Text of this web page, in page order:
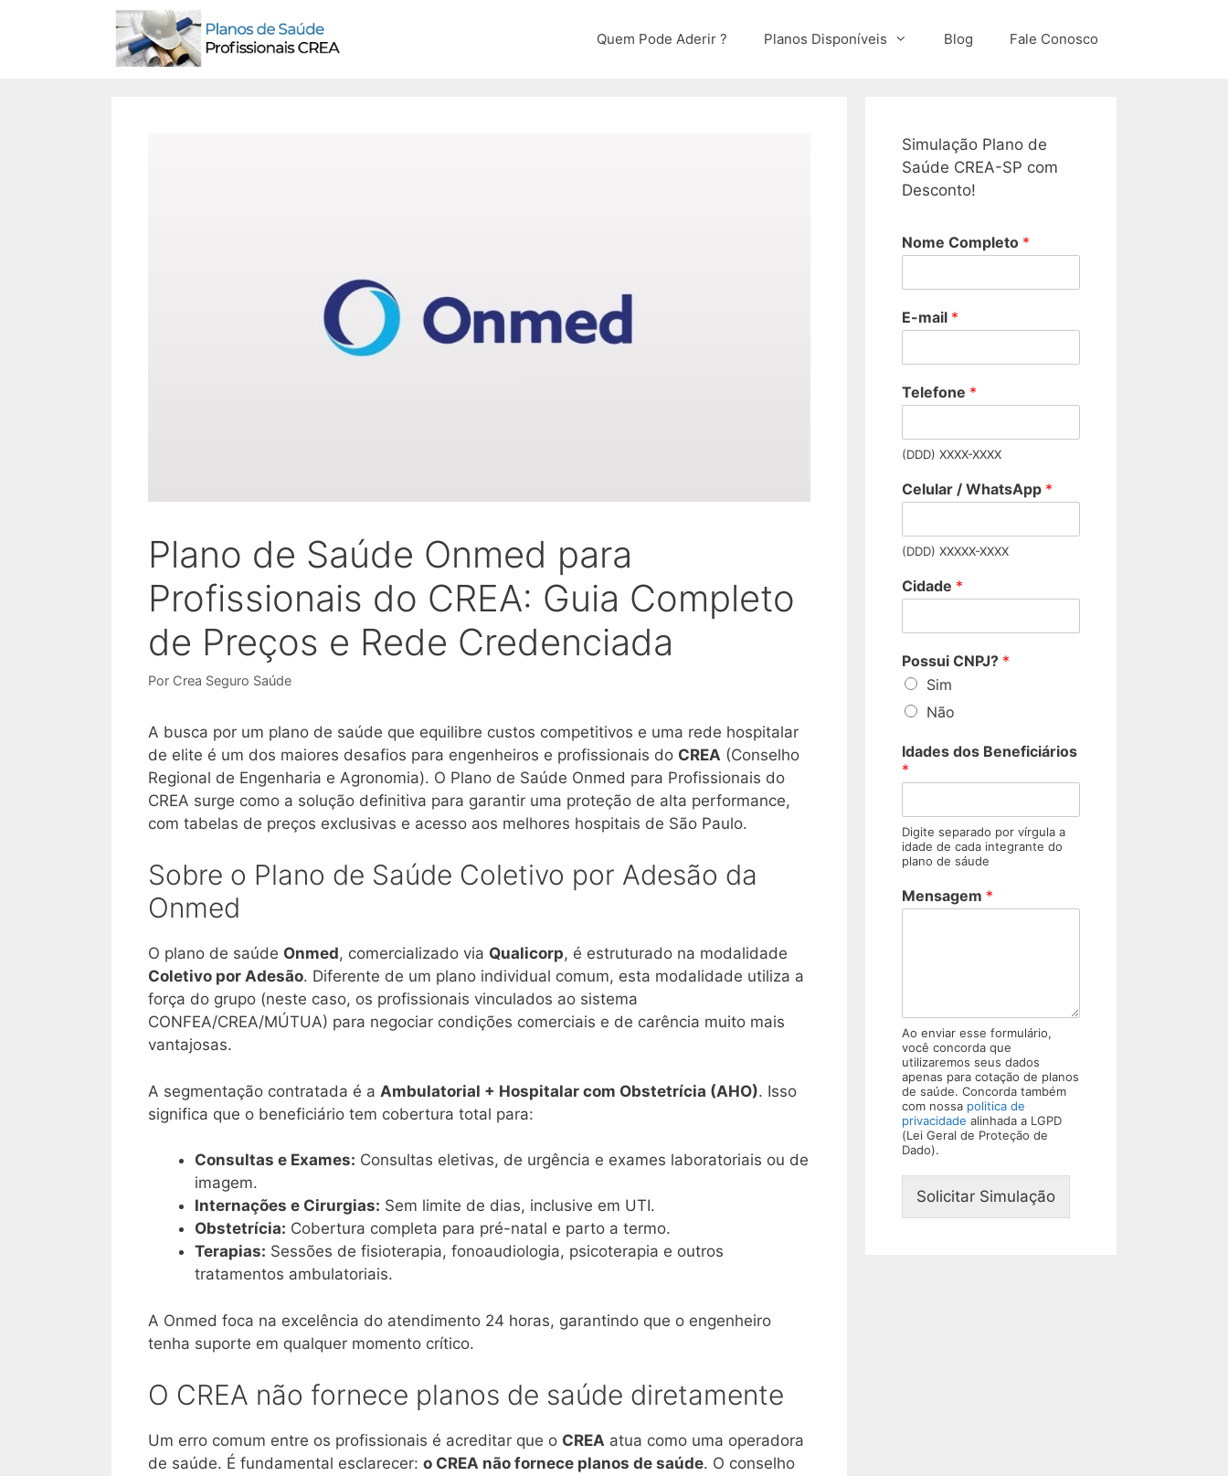
Quem Pode Aderir ? Planos Disponíveis Blog Fale Conosco
Plano de Saúde Onmed para
Profissionais do CREA: Guia Completo
de Preços e Rede Credenciada
Por Crea Seguro Saúde
A busca por um plano de saúde que equilibre custos competitivos e uma rede hospitalar
de elite é um dos maiores desafios para engenheiros e profissionais do CREA (Conselho
Regional de Engenharia e Agronomia). O Plano de Saúde Onmed para Profissionais do
CREA surge como a solução definitiva para garantir uma proteção de alta performance,
com tabelas de preços exclusivas e acesso aos melhores hospitais de São Paulo.
Sobre o Plano de Saúde Coletivo por Adesão da
Onmed
O plano de saúde Onmed, comercializado via Qualicorp, é estruturado na modalidade
Coletivo por Adesão. Diferente de um plano individual comum, esta modalidade utiliza a
força do grupo (neste caso, os profissionais vinculados ao sistema
CONFEA/CREA/MÚTUA) para negociar condições comerciais e de carência muito mais
vantajosas.
A segmentação contratada é a Ambulatorial + Hospitalar com Obstetrícia (AHO). Isso
significa que o beneficiário tem cobertura total para:
Consultas e Exames: Consultas eletivas, de urgência e exames laboratoriais ou de
imagem.
Internações e Cirurgias: Sem limite de dias, inclusive em UTI.
Obstetrícia: Cobertura completa para pré-natal e parto a termo.
Terapias: Sessões de fisioterapia, fonoaudiologia, psicoterapia e outros
tratamentos ambulatoriais.
A Onmed foca na excelência do atendimento 24 horas, garantindo que o engenheiro
tenha suporte em qualquer momento crítico.
O CREA não fornece planos de saúde diretamente
Um erro comum entre os profissionais é acreditar que o CREA atua como uma operadora
de saúde. É fundamental esclarecer: o CREA não fornece planos de saúde. O conselho
Simulação Plano de
Saúde CREA-SP com
Desconto!
Nome Completo *
E-mail *
Telefone *
(DDD) XXXX-XXXX
Celular / WhatsApp *
(DDD) XXXXX-XXXX
Cidade *
Possui CNPJ? *
Sim
Não
Idades dos Beneficiários
*
Digite separado por vírgula a
idade de cada integrante do
plano de sáude
Mensagem *
Ao enviar esse formulário,
você concorda que
utilizaremos seus dados
apenas para cotação de planos
de saúde. Concorda também
com nossa politica de
privacidade alinhada a LGPD
(Lei Geral de Proteção de
Dado).
Solicitar Simulação